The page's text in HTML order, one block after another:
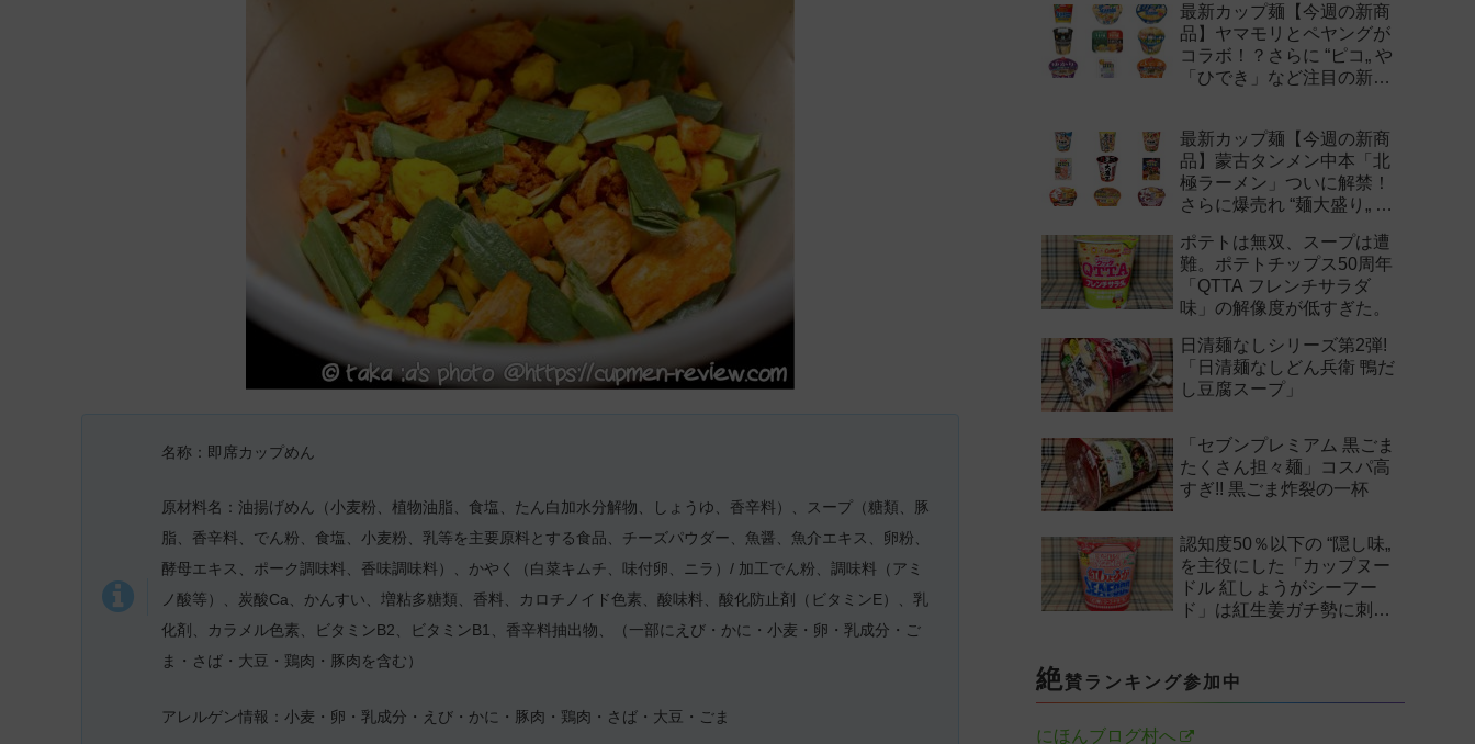
名称：即席カップめん
原材料名：油揚げめん（小麦粉、植物油脂、食塩、たん白加水分解物、しょうゆ、香辛料）、スープ（糖類、豚
脂、香辛料、でん粉、食塩、小麦粉、乳等を主要原料とする食品、チーズパウダー、魚醤、魚介エキス、卵粉、
酵母エキス、ポーク調味料、香味調味料）、かやく（白菜キムチ、味付卵、ニラ）/ 加工でん粉、調味料（アミ
ノ酸等）、炭酸Ca、かんすい、増粘多糖類、香料、カロチノイド色素、酸味料、酸化防止剤（ビタミンE）、乳
化剤、カラメル色素、ビタミンB2、ビタミンB1、香辛料抽出物、（一部にえび・かに・小麦・卵・乳成分・ご
ま・さば・大豆・鶏肉・豚肉を含む）
アレルゲン情報：小麦・卵・乳成分・えび・かに・豚肉・鶏肉・さば・大豆・ごま
作まとめ！
最新カップ麺【今週の新商
品】ヤマモリとペヤングが
コラボ！？さらに “ピコ„ や
「ひでき」など注目の新作
最新カップ麺【今週の新商
品】蒙古タンメン中本「北
極ラーメン」ついに解禁！
さらに爆売れ “麺大盛り„ シ
作まとめ！
ポテトは無双、スープは遭
難。ポテトチップス50周年
「QTTA フレンチサラダ
味」の解像度が低すぎた。
日清麺なしシリーズ第2弾!
「日清麺なしどん兵衛 鴨だ
し豆腐スープ」
「セブンプレミアム 黒ごま
たくさん担々麺」コスパ高
すぎ!! 黒ごま炸裂の一杯
認知度50％以下の “隠し味„
を主役にした「カップヌー
ドル 紅しょうがシーフー
ド」は紅生姜ガチ勢に刺さ
絶賛ランキング参加中
にほんブログ村へ